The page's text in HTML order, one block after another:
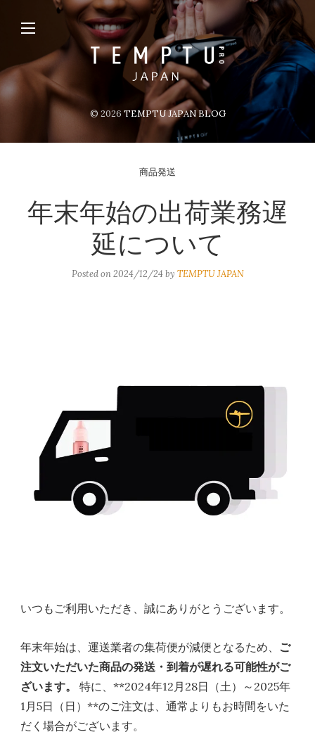
© 2026 TEMPTU JAPAN BLOG
商品発送
年末年始の出荷業務遅
延について
Posted on2024/12/24 by TEMPTU JAPAN
いつもご利用いただき、誠にありがとうございます。
年末年始は、運送業者の集荷便が減便となるため、 ご
注文いただいた商品の発送・到着が遅れる可能性がご
ざいます。
特に、**2024年12月28日（土）～2025年
1月5日（日）**のご注文は、通常よりもお時間をいた
だく場合がございます。